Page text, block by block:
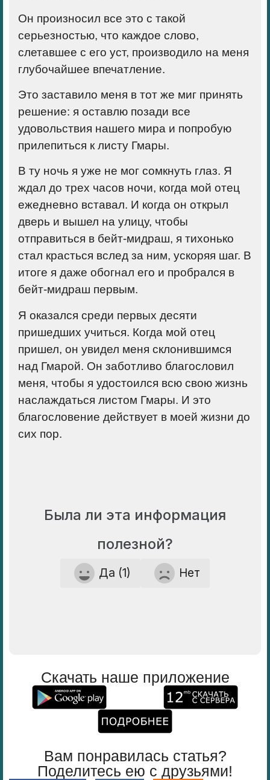
Он произносил все это с такой
серьезностью, что каждое слово,
слетавшее с его уст, производило на меня
глубочайшее впечатление.
Это заставило меня в тот же миг принять
решение: я оставлю позади все
удовольствия нашего мира и попробую
прилепиться к листу Гмары.
В ту ночь я уже не мог сомкнуть глаз. Я
ждал до трех часов ночи, когда мой отец
ежедневно вставал. И когда он открыл
дверь и вышел на улицу, чтобы
отправиться в бейт-мидраш, я тихонько
стал красться вслед за ним, ускоряя шаг. В
итоге я даже обогнал его и пробрался в
бейт-мидраш первым.
Я оказался среди первых десяти
пришедших учиться. Когда мой отец
пришел, он увидел меня склонившимся
над Гмарой. Он заботливо благословил
меня, чтобы я удостоился всю свою жизнь
наслаждаться листом Гмары. И это
благословение действует в моей жизни до
сих пор.
Была ли эта информация
полезной?
Да (1) Нет
Скачать наше приложение
Вам понравилась статья?
Поделитесь ею с друзьями!